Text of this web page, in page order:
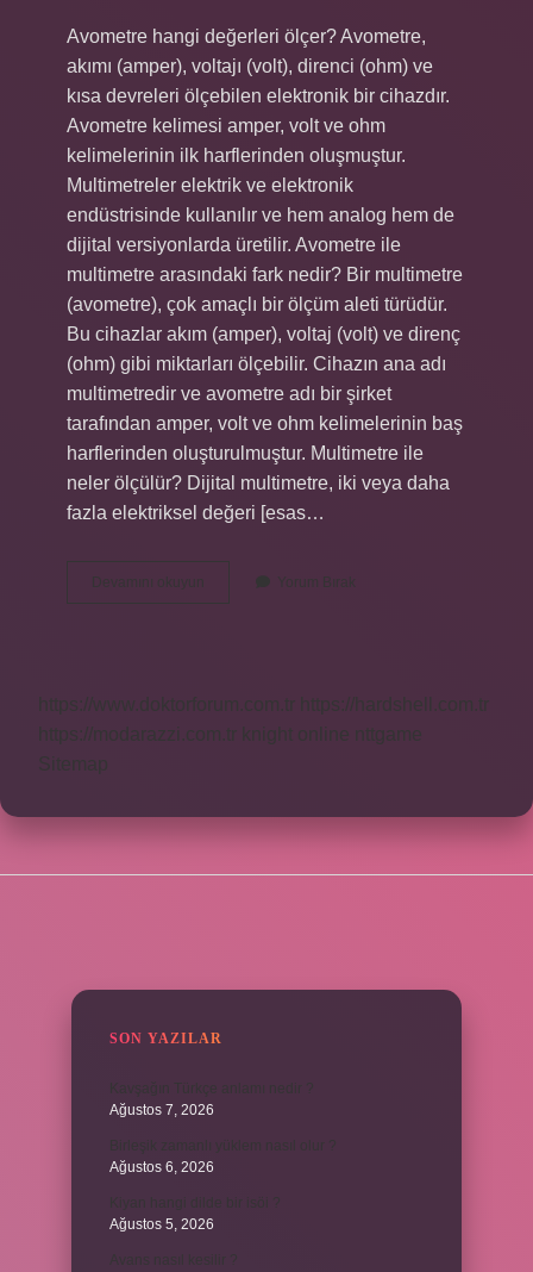
Avometre hangi değerleri ölçer? Avometre,
akımı (amper), voltajı (volt), direnci (ohm) ve
kısa devreleri ölçebilen elektronik bir cihazdır.
Avometre kelimesi amper, volt ve ohm
kelimelerinin ilk harflerinden oluşmuştur.
Multimetreler elektrik ve elektronik
endüstrisinde kullanılır ve hem analog hem de
dijital versiyonlarda üretilir. Avometre ile
multimetre arasındaki fark nedir? Bir multimetre
(avometre), çok amaçlı bir ölçüm aleti türüdür.
Bu cihazlar akım (amper), voltaj (volt) ve direnç
(ohm) gibi miktarları ölçebilir. Cihazın ana adı
multimetredir ve avometre adı bir şirket
tarafından amper, volt ve ohm kelimelerinin baş
harflerinden oluşturulmuştur. Multimetre ile
neler ölçülür? Dijital multimetre, iki veya daha
fazla elektriksel değeri [esas…
Devamını okuyun
Avometre
Neyi
Yorum Bırak
https://www.doktorforum.com.tr
https://hardshell.com.tr
https://modarazzi.com.tr
knight online
nttgame
Sitemap
SON YAZILAR
Ağustos 7, 2026
Ağustos 6, 2026
Ağustos 5, 2026